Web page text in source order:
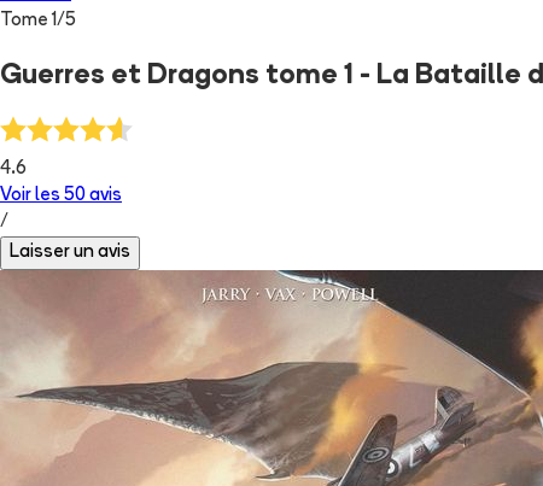
Tome1/5
Guerres et Dragons tome 1 - La Bataille
4.6
Voir les 50 avis
/
Laisser un avis